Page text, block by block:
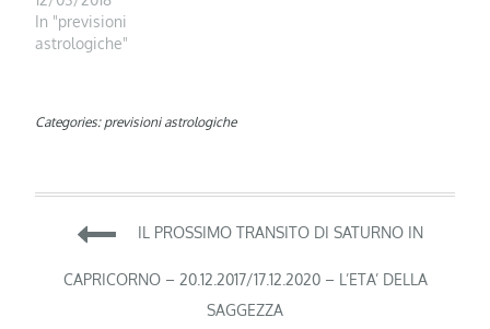
In "previsioni
astrologiche"
Categories: previsioni astrologiche
Navigazione
articoli
IL PROSSIMO TRANSITO DI SATURNO IN
CAPRICORNO – 20.12.2017/17.12.2020 – L’ETA’ DELLA
SAGGEZZA